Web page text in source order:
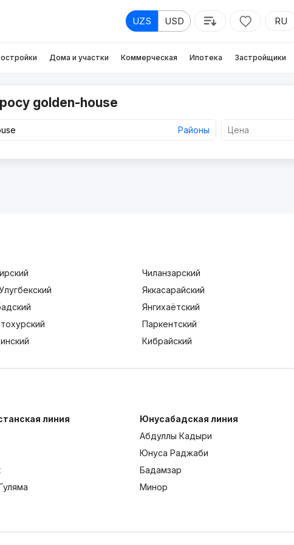
UZS USD RU
Дома и участки Коммерческая Ипотека Застройщики
golden-house
Районы Цена
Чиланзарский
Яккасарайский
Янгихаётский
Паркентский
Кибрайский
линия
Юнусабадская линия
Абдуллы Кадыри
Юнуса Раджаби
Бадамзар
Минор